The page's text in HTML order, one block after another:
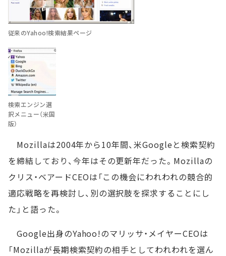
従来のYahoo!検索結果ページ
検索エンジン選
択メニュー（米国
版）
Mozillaは2004年から10年間、米Googleと検索契約
を締結しており、今年はその更新年だった。Mozillaの
クリス・ベアードCEOは「この機会にわれわれの競合的
適応戦略を再検討し、別の選択肢を探求することにし
た」と語った。
Google出身のYahoo!のマリッサ・メイヤーCEOは
「Mozillaが長期検索契約の相手としてわれわれを選ん